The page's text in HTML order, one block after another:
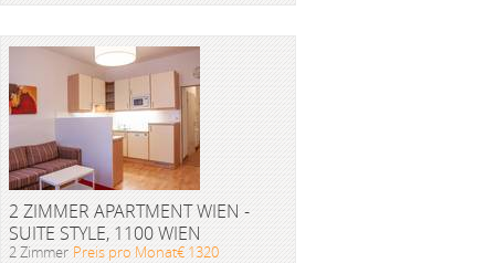
2 ZIMMER APARTMENT WIEN -
SUITE STYLE, 1100 WIEN
2 Zimmer Preis pro Monat€ 1320